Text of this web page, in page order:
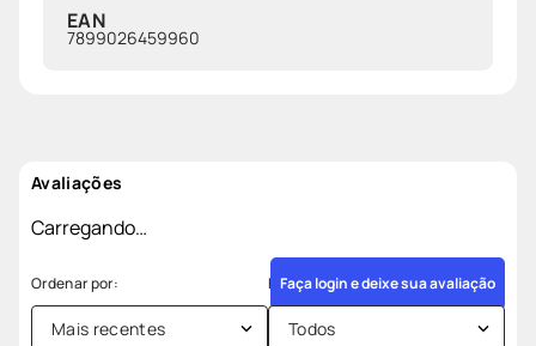
EAN
7899026459960
Avaliações
Carregando…
Faça login e deixe sua avaliação
Mais recentes Todos